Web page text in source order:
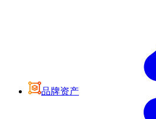
品牌资产